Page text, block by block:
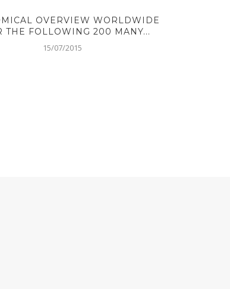
OVERVIEW WORLDWIDE
THE FOLLOWING 200 MANY...
15/07/2015